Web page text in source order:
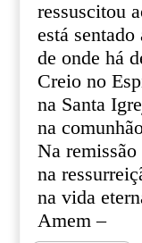
ressuscitou
está
de onde há
Creio no
na Santa
na
Na remissão
na
na vida
Amem –